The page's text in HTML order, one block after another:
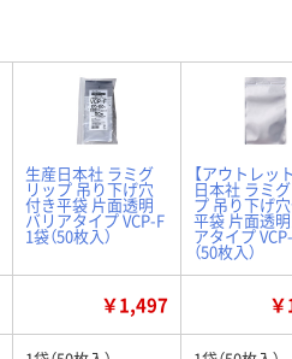
生産日本社 ラミグ
リップ 吊り下げ穴
付き平袋 片面透明
バリアタイプ VCP-F
1袋（50枚入）
【アウトレッ
日本社 ラミ
プ 吊り下げ
平袋 片面透
アタイプ
（50枚入）
￥1,497